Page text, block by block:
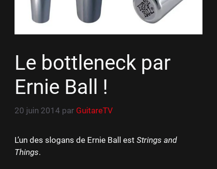
Le bottleneck par
Ernie Ball !
20 juin 2014 par GuitareTV
L’un des slogans de Ernie Ball est Strings and
Things.